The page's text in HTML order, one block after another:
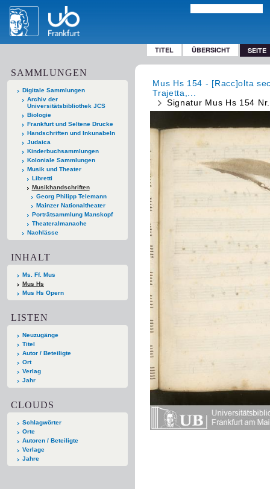
TITEL ÜBERSICHT SEITE
SAMMLUNGEN
Digitale Sammlungen
Archiv der
Universitätsbibliothek JCS
Biologie
Frankfurt und Seltene Drucke
Handschriften und Inkunabeln
Judaica
Kinderbuchsammlungen
Koloniale Sammlungen
Musik und Theater
Libretti
Musikhandschriften
Georg Philipp Telemann
Mainzer Nationaltheater
Porträtsammlung Manskopf
Theateralmanache
Nachlässe
INHALT
Ms. Ff. Mus
Mus Hs
Mus Hs Opern
LISTEN
Neuzugänge
Titel
Autor / Beteiligte
Ort
Verlag
Jahr
CLOUDS
Schlagwörter
Orte
Autoren / Beteiligte
Verlage
Jahre
Mus Hs 154 - [Racc]olta
Trajetta,...
Signatur Mus Hs 154